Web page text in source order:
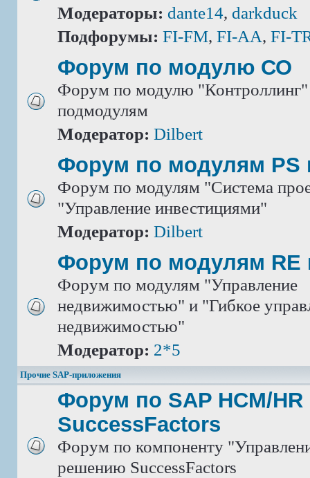
Модераторы: dante14, darkduck
Подфорумы: FI-FM, FI-AA, FI-
Форум по модулю СО
Форум по модулю "Контроллинг"
подмодулям
Модератор: Dilbert
Форум по модулям PS
Форум по модулям "Система
"Управление инвестициями"
Модератор: Dilbert
Форум по модулям RE
Форум по модулям "Управление
недвижимостью" и "Гибкое
недвижимостью"
Модератор: 2*5
Прочие SAP-приложения
Форум по SAP HCM/HR
SuccessFactors
Форум по компоненту
решению SuccessFactors